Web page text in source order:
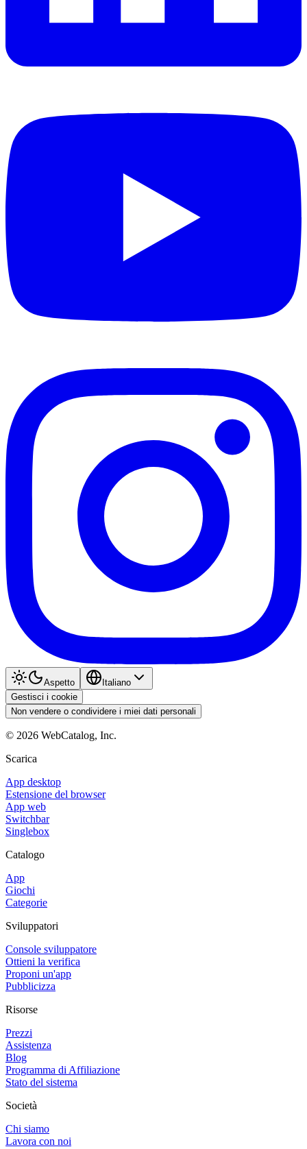
Aspetto
Italiano
Gestisci i cookie
Non vendere o condividere i miei dati personali
© 2026 WebCatalog, Inc.
Scarica
App desktop
Estensione del browser
App web
Switchbar
Singlebox
Catalogo
App
Giochi
Categorie
Sviluppatori
Console sviluppatore
Ottieni la verifica
Proponi un'app
Pubblicizza
Risorse
Prezzi
Assistenza
Blog
Programma di Affiliazione
Stato del sistema
Società
Chi siamo
Lavora con noi